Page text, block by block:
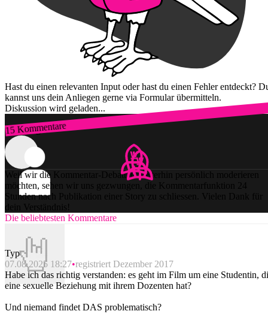
Hast du einen relevanten Input oder hast du einen Fehler entdeckt?
kannst uns dein Anliegen gerne via Formular übermitteln.
Diskussion wird geladen...
15 Kommentare
Zum Login
Weil wir die Kommentar-Debatten weiterhin persönlich moderieren
möchten, sehen wir uns gezwungen, die Kommentarfunktion 24
Stunden nach Publikation einer Story zu schliessen. Vielen Dank für
dein Verständnis!
Die beliebtesten Kommentare
Typ
07.08.2025 18:27 registriert Dezember 2017
Habe ich das richtig verstanden: es geht im Film um eine Studentin,
eine sexuelle Beziehung mit ihrem Dozenten hat?
Und niemand findet DAS problematisch?